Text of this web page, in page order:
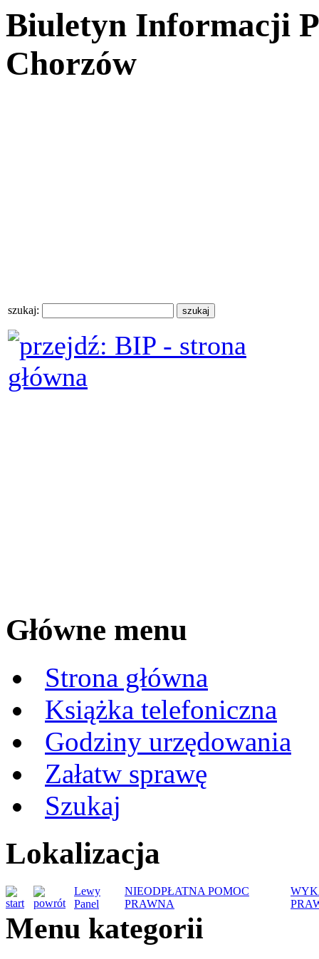
Biuletyn Informacji
Chorzów
szukaj:
Główne menu
Strona główna
Książka telefoniczna
Godziny urzędowania
Załatw sprawę
Szukaj
Lokalizacja
Lewy
Panel
NIEODPŁATNA POMOC
PRAWNA
Menu kategorii